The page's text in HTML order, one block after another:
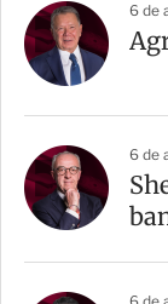
6 de
6 de